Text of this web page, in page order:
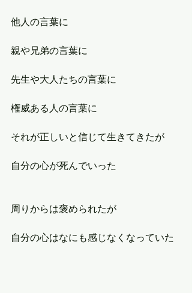
他人の言葉に
親や兄弟の言葉に
先生や大人たちの言葉に
権威ある人の言葉に
それが正しいと信じて生きてきたが
自分の心が死んでいった
周りからは褒められたが
自分の心はなにも感じなくなっていた